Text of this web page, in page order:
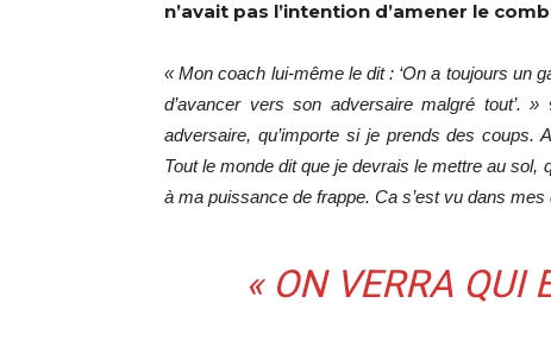
n’avait pas l’intention d’amener le
« Mon coach lui-même le dit : ‘On a toujours un
d’avancer vers son adversaire malgré tout’. »
adversaire, qu’importe si je prends des
Tout le monde dit que je devrais le mettre au
à ma puissance de frappe. Ca s’est vu dans
« ON VERRA QUI